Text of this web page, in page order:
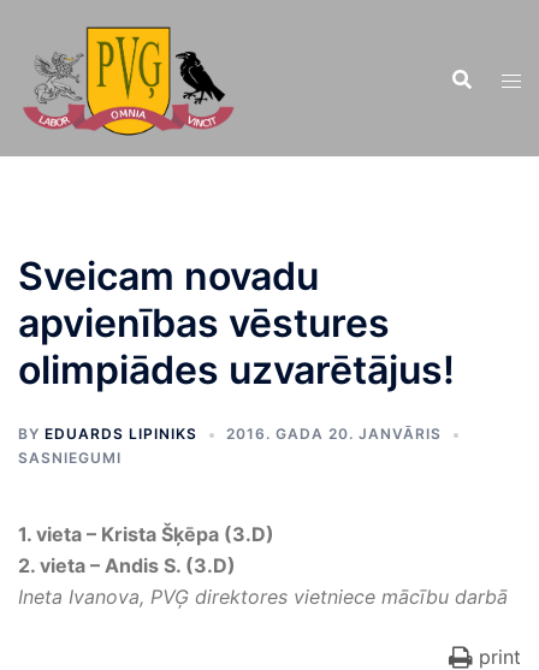
saturu
Sveicam novadu
apvienības vēstures
olimpiādes uzvarētājus!
BY EDUARDS LIPINIKS
2016. GADA 20. JANVĀRIS
SASNIEGUMI
1. vieta – Krista Šķēpa (3.D)
2. vieta – Andis S. (3.D)
Ineta Ivanova, PVĢ direktores vietniece mācību darbā
print